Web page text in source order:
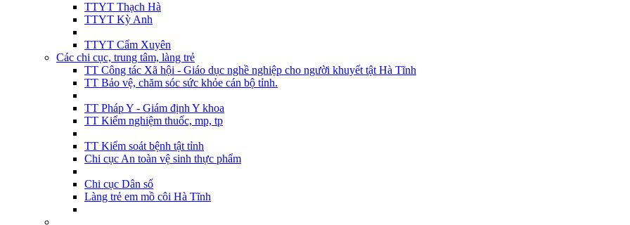
TTYT Thạch Hà
TTYT Kỳ Anh
TTYT Cẩm Xuyên
Các chi cục, trung tâm, làng trẻ
TT Công tác Xã hội - Giáo dục nghề nghiệp cho người khuyết tật Hà Tĩnh
TT Bảo vệ, chăm sóc sức khỏe cán bộ tỉnh.
TT Pháp Y - Giám định Y khoa
TT Kiểm nghiệm thuốc, mp, tp
TT Kiểm soát bệnh tật tỉnh
Chi cục An toàn vệ sinh thực phẩm
Chi cục Dân số
Làng trẻ em mồ côi Hà Tĩnh